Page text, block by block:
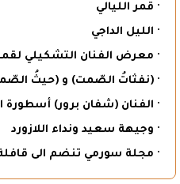
· قمر الليالي
· الليل الداجي
· معرض الفنان التشكيلي
· (نفثاتُ الصّمت) و (حيثُ
· الفنان (شفان برور) أسطورة
· وجيهة سعيد ونداء اللازورد
· مجلة سورمي تنضم الى